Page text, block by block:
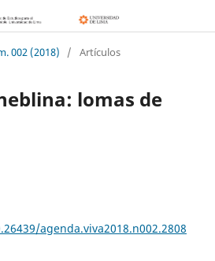
002 (2018) / Artículos
lomas de
agenda.viva2018.n002.2808